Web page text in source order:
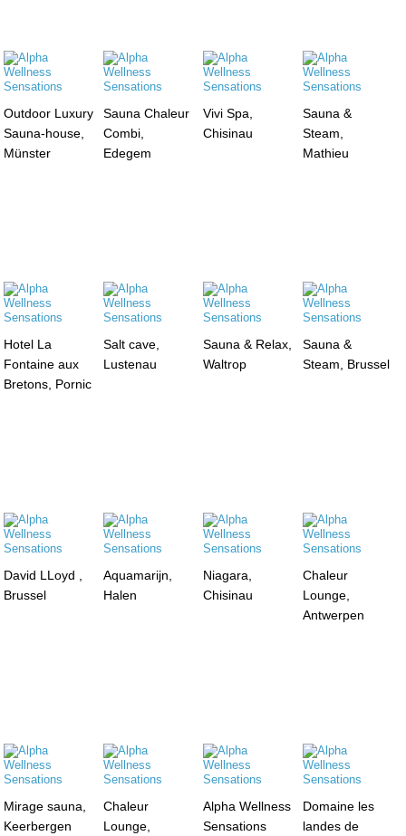
Outdoor Luxury
Sauna-house,
Münster
Sauna Chaleur
Combi,
Edegem
Vivi Spa,
Chisinau
Sauna &
Steam,
Mathieu
Hotel La
Fontaine aux
Bretons, Pornic
Salt cave,
Lustenau
Sauna & Relax,
Waltrop
Sauna &
Steam, Brussel
David LLoyd ,
Brussel
Aquamarijn,
Halen
Niagara,
Chisinau
Chaleur
Lounge,
Antwerpen
Mirage sauna,
Keerbergen
Chaleur
Lounge,
Alpha Wellness
Sensations
Domaine les
landes de